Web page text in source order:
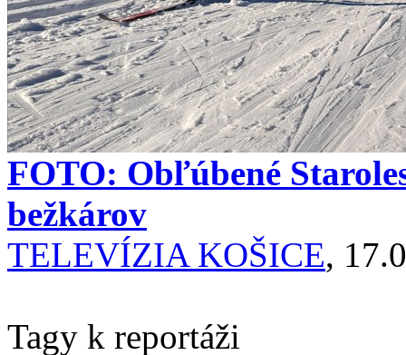
FOTO: Obľúbené
bežkárov
TELEVÍZIA KOŠICE,
Tagy k reportáži